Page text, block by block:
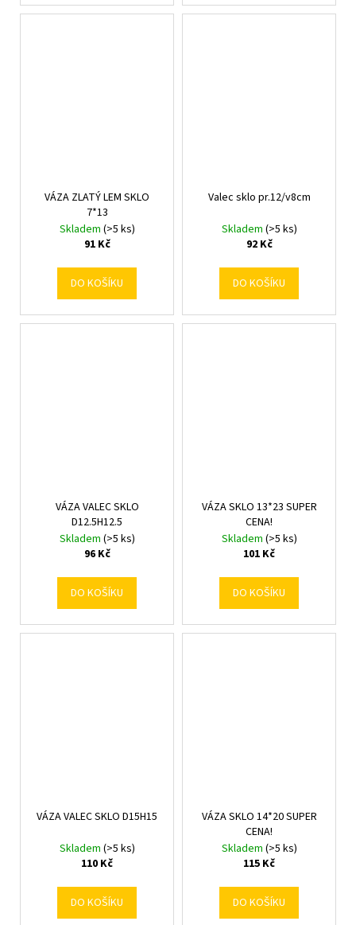
VÁZA ZLATÝ LEM SKLO
7*13
Skladem (>5 ks)
91 Kč
DO KOŠÍKU
Valec sklo pr.12/v8cm
Skladem (>5 ks)
92 Kč
DO KOŠÍKU
VÁZA VALEC SKLO
D12.5H12.5
Skladem (>5 ks)
96 Kč
DO KOŠÍKU
VÁZA SKLO 13*23 SUPER
CENA!
Skladem (>5 ks)
101 Kč
DO KOŠÍKU
VÁZA VALEC SKLO D15H15
Skladem (>5 ks)
110 Kč
DO KOŠÍKU
VÁZA SKLO 14*20 SUPER
CENA!
Skladem (>5 ks)
115 Kč
DO KOŠÍKU